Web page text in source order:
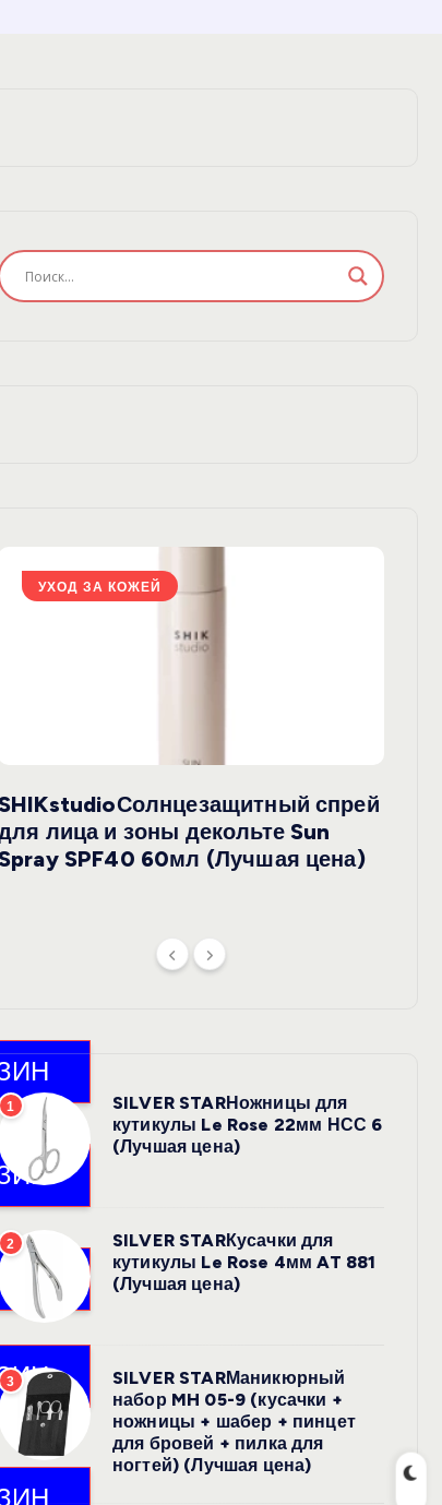
УХОД ЗА КОЖЕЙ
спрей
лица и зоны декольте Sun
SPF40 60мл (Лучшая цена)
1
SILVER STARНожницы для
кутикулы Le Rose 22мм НСС 6
(Лучшая цена)
2
SILVER STARКусачки для
кутикулы Le Rose 4мм AT 881
(Лучшая цена)
3
SILVER STARМаникюрный
набор MH 05-9 (кусачки +
ножницы + шабер + пинцет
для бровей + пилка для
ногтей) (Лучшая цена)